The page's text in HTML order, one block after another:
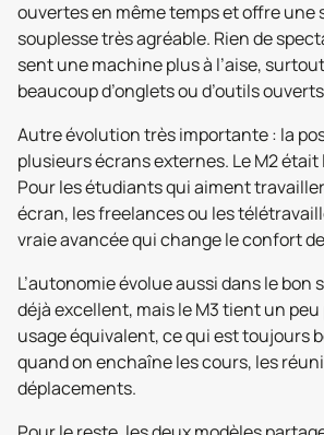
ouvertes en même temps et offre une
souplesse très agréable. Rien de
sent une machine plus à l’aise,
beaucoup d’onglets ou d’outils
Autre évolution très importante : la
plusieurs écrans externes. Le M2
Pour les étudiants qui aiment
écran, les freelances ou les
vraie avancée qui change le confort
L’autonomie évolue aussi dans le bon
déjà excellent, mais le M3 tient un
usage équivalent, ce qui est toujours
quand on enchaîne les cours, les
déplacements.